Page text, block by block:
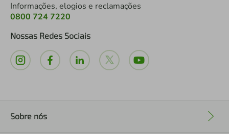
Informações, elogios e reclamações
0800 724 7220
Nossas Redes Sociais
Sobre nós